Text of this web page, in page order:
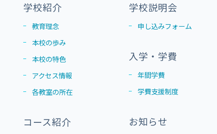
学校紹介
教育理念
本校の歩み
本校の特色
アクセス情報
各教室の所在
コース紹介
学校説明会
申し込みフォーム
入学・学費
年間学費
学費支援制度
お知らせ